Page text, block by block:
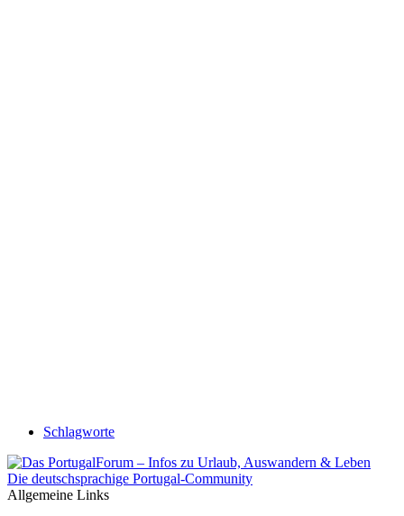
Schlagworte
Die deutschsprachige Portugal-Community
Allgemeine Links